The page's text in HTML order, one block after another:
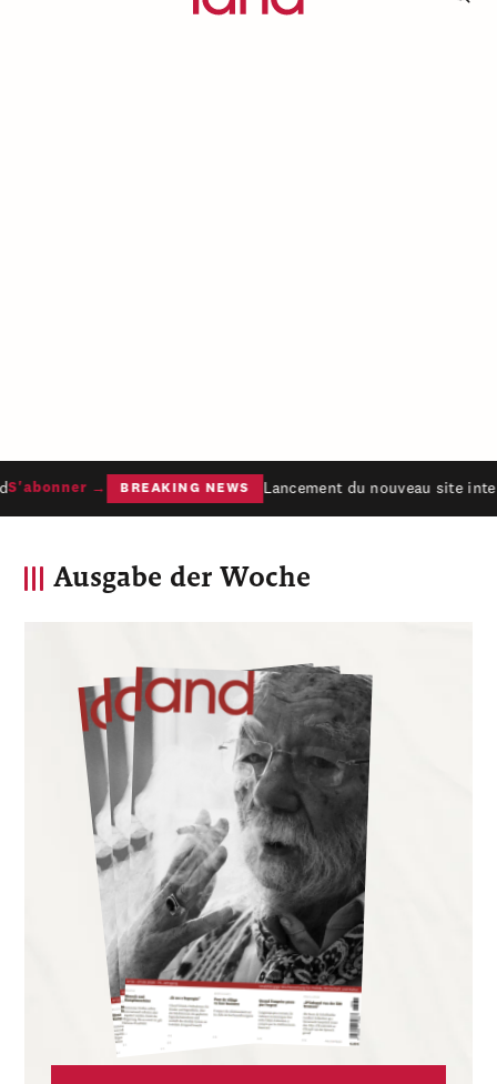
→ BREAKING NEWS Lancement du nouveau site
Ausgabe der Woche